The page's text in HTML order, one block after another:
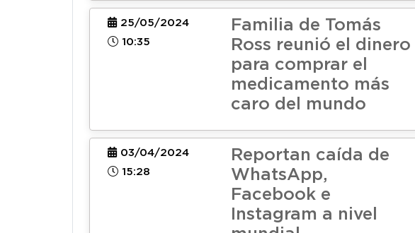
25/05/2024
10:35
Familia de Tomás
Ross reunió el dinero
para comprar el
medicamento más
caro del mundo
03/04/2024
15:28
Reportan caída de
WhatsApp,
Facebook e
Instagram a nivel